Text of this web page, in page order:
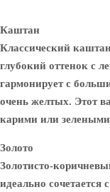
Каштан
Классический
глубокий оттенок с
гармонирует с
очень желтых. Этот
карими или зелеными
Золото
Золотисто-
идеально сочетается